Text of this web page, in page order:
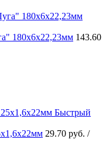
180х6х22,23мм 143.60
Быстрый
29.70 руб. /